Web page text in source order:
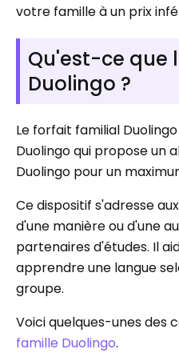
votre famille à un prix
Qu'est-ce que
Duolingo ?
Le forfait familial
Duolingo qui propose un
Duolingo pour un
Ce dispositif s'adresse
d'une manière ou d'une
partenaires d'études. Il
apprendre une langue
groupe.
Voici quelques-unes des
famille Duolingo.